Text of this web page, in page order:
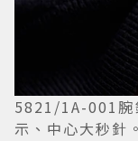
5821/1A-001腕
示、中心大秒針